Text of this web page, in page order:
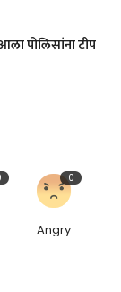
पोलिसांना टीप
0
Angry